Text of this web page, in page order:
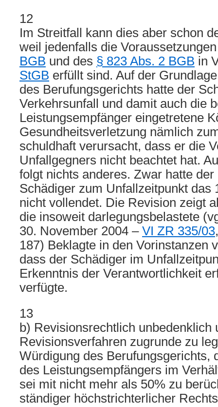
12
Im Streitfall kann dies aber schon
weil jedenfalls die
BGB und des § 823 Abs. 2 BGB in
StGB erfüllt sind. Auf der
des Berufungsgerichts hatte der
Verkehrsunfall und damit auch die
Leistungsempfänger eingetretene
Gesundheitsverletzung nämlich
schuldhaft verursacht, dass er die
Unfallgegners nicht beachtet hat.
folgt nichts anderes. Zwar hatte
Schädiger zum Unfallzeitpunkt das
nicht vollendet. Die Revision zeigt
die insoweit darlegungsbelastete
30. November 2004 – VI ZR 335/03
187) Beklagte in den Vorinstanzen
dass der Schädiger im
Erkenntnis der Verantwortlichkeit
verfügte.
13
b) Revisionsrechtlich unbedenklich
Revisionsverfahren zugrunde zu
Würdigung des Berufungsgerichts,
des Leistungsempfängers im
sei mit nicht mehr als 50% zu
ständiger höchstrichterlicher